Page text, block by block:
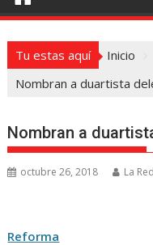
Tu estas aquí Inicio
Nombran a duartista
Nombran a
octubre 26, 2018 La
Reforma